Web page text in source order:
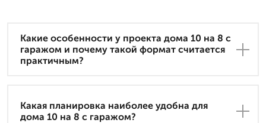
Какие особенности у проекта дома 10 на 8 с
гаражом и почему такой формат считается
практичным?
Какая планировка наиболее удобна для
дома 10 на 8 с гаражом?